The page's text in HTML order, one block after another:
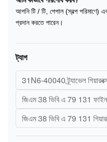
আপনি টি / টি, পেপাল (স্বল্প পরিমাণে)
প্রদান করতে পারেন।
ট্যাগ
31N6-40040 ট্র্যাভেল
জিএম 38 ভিবি এ 79 131
জিএম 38 ভিবি এ 79 131